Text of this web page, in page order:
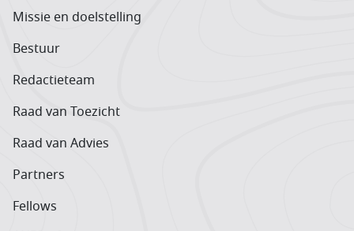
Missie en doelstelling
Bestuur
Redactieteam
Raad van Toezicht
Raad van Advies
Partners
Fellows